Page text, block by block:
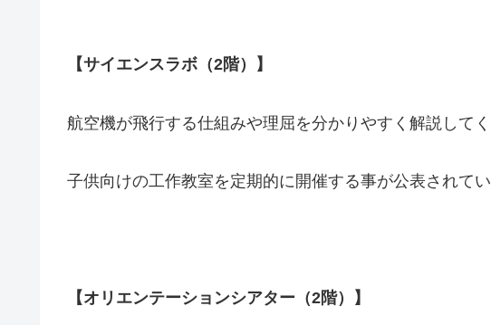
【サイエンスラボ（2階）】
航空機が飛行する仕組みや理屈を分かりやすく解説してく
子供向けの工作教室を定期的に開催する事が公表されて
【オリエンテーションシアター（2階）】